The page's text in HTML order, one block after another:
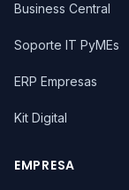
Business Central
Soporte IT PyMEs
ERP Empresas
Kit Digital
EMPRESA